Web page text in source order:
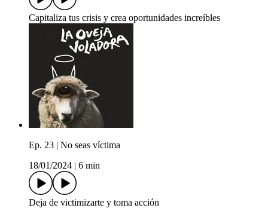
Capitaliza tus crisis y crea oportunidades increíbles
Ep. 23 | No seas víctima
18/01/2024
6 min
Deja de victimizarte y toma acción